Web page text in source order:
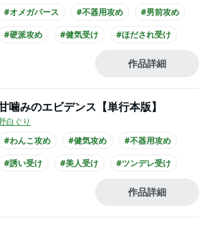
#オメガバース
#不器用攻め
#男前攻め
#硬派攻め
#健気受け
#ほだされ受け
#あまあま
作品詳細
噛みのエビデンス【単行本版】
白ぐり
#わんこ攻め
#健気攻め
#不器用攻め
#誘い受け
#美人受け
#ツンデレ受け
#仕事関係
作品詳細